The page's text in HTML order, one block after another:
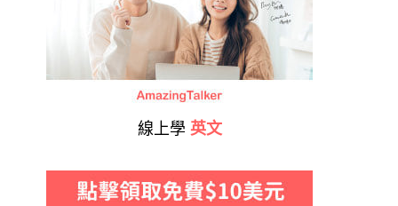
線上學 英文